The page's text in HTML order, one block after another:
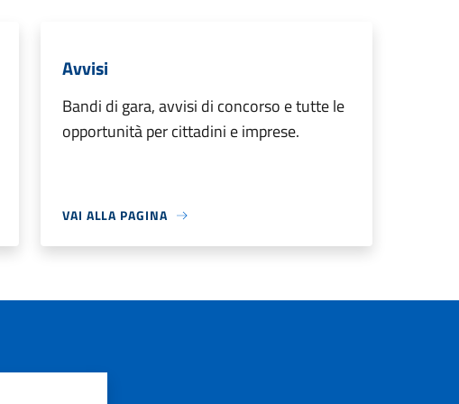
Avvisi
Bandi di gara, avvisi di concorso e tutte le
opportunità per cittadini e imprese.
VAI ALLA PAGINA